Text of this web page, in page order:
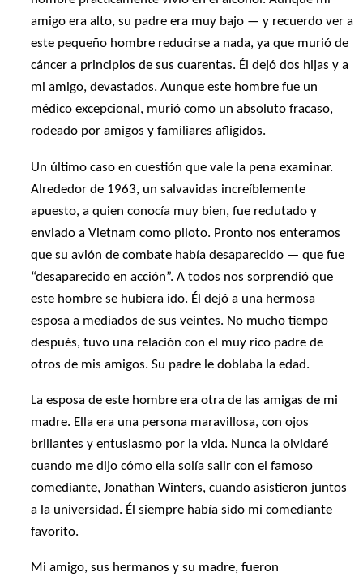
amigo era alto, su padre era muy bajo — y recuerdo ver a
este pequeño hombre reducirse a nada, ya que murió de
cáncer a principios de sus cuarentas. Él dejó dos hijas y a
mi amigo, devastados. Aunque este hombre fue un
médico excepcional, murió como un absoluto fracaso,
rodeado por amigos y familiares afligidos.
Un último caso en cuestión que vale la pena examinar.
Alrededor de 1963, un salvavidas increíblemente
apuesto, a quien conocía muy bien, fue reclutado y
enviado a Vietnam como piloto. Pronto nos enteramos
que su avión de combate había desaparecido — que fue
“desaparecido en acción”. A todos nos sorprendió que
este hombre se hubiera ido. Él dejó a una hermosa
esposa a mediados de sus veintes. No mucho tiempo
después, tuvo una relación con el muy rico padre de
otros de mis amigos. Su padre le doblaba la edad.
La esposa de este hombre era otra de las amigas de mi
madre. Ella era una persona maravillosa, con ojos
brillantes y entusiasmo por la vida. Nunca la olvidaré
cuando me dijo cómo ella solía salir con el famoso
comediante, Jonathan Winters, cuando asistieron juntos
a la universidad. Él siempre había sido mi comediante
favorito.
Mi amigo, sus hermanos y su madre, fueron